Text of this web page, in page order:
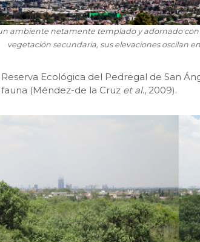
ambiente netamente templado y adornado
vegetación secundaria, sus elevaciones oscilan
Ecológica del Pedregal de San
(Méndez-de la Cruz et al., 2009).